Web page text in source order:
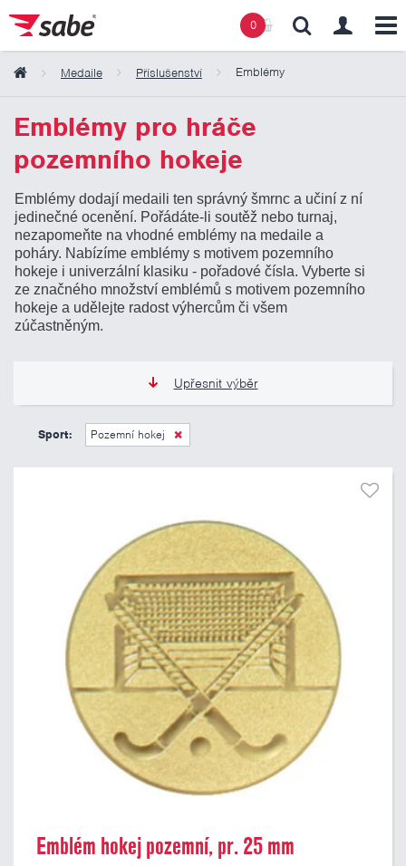
0
Medaile Příslušenství Emblémy
Emblémy pro hráče
pozemního hokeje
Emblémy dodají medaili ten správný šmrnc a učiní z ní
jedinečné ocenění. Pořádáte-li soutěž nebo turnaj,
nezapomeňte na vhodné emblémy na medaile a
poháry. Nabízíme emblémy s motivem pozemního
hokeje i univerzální klasiku - pořadové čísla. Vyberte si
ze značného množství emblémů s motivem pozemního
hokeje a udělejte radost výhercům či všem
zúčastněným.
Upřesnit výběr
6 Kč
Sport: Pozemní hokej
Emblém hokej pozemní, pr. 25 mm
Obsah košíku
Košík zeje prázdnotou